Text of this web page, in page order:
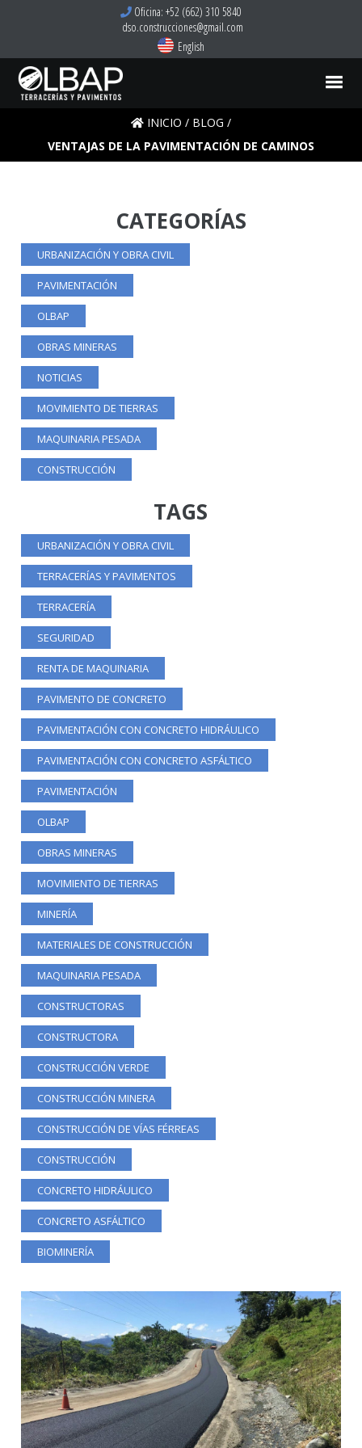
Oficina: +52 (662) 310 5840
dso.construcciones@gmail.com
English
INICIO / BLOG /
VENTAJAS DE LA PAVIMENTACIÓN DE CAMINOS
CATEGORÍAS
URBANIZACIÓN Y OBRA CIVIL
PAVIMENTACIÓN
OLBAP
OBRAS MINERAS
NOTICIAS
MOVIMIENTO DE TIERRAS
MAQUINARIA PESADA
CONSTRUCCIÓN
TAGS
URBANIZACIÓN Y OBRA CIVIL
TERRACERÍAS Y PAVIMENTOS
TERRACERÍA
SEGURIDAD
RENTA DE MAQUINARIA
PAVIMENTO DE CONCRETO
PAVIMENTACIÓN CON CONCRETO HIDRÁULICO
PAVIMENTACIÓN CON CONCRETO ASFÁLTICO
PAVIMENTACIÓN
OLBAP
OBRAS MINERAS
MOVIMIENTO DE TIERRAS
MINERÍA
MATERIALES DE CONSTRUCCIÓN
MAQUINARIA PESADA
CONSTRUCTORAS
CONSTRUCTORA
CONSTRUCCIÓN VERDE
CONSTRUCCIÓN MINERA
CONSTRUCCIÓN DE VÍAS FÉRREAS
CONSTRUCCIÓN
CONCRETO HIDRÁULICO
CONCRETO ASFÁLTICO
BIOMINERÍA